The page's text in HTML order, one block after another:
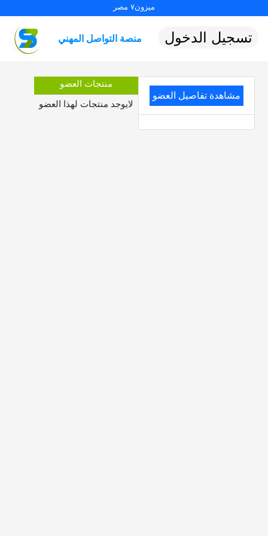
ميزون٧ مصر
منصة التواصل المهني تسجيل الدخول
مشاهدة تفاصيل العضو
منتجات العضو
لايوجد منتجات لهذا العضو